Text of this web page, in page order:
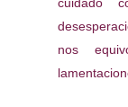
cuidado
nos